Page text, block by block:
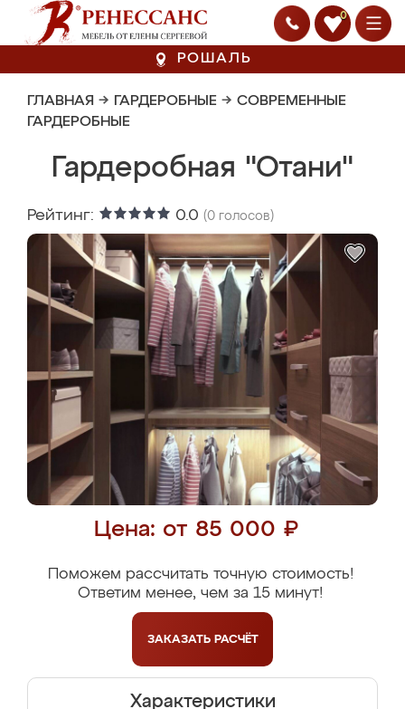
0
РОШАЛЬ
ГЛАВНАЯ → ГАРДЕРОБНЫЕ → СОВРЕМЕННЫЕ
ГАРДЕРОБНЫЕ
Гардеробная "Отани"
Рейтинг: 0.0 (0 голосов)
Цена: от 85 000 ₽
Поможем рассчитать точную стоимость!
Ответим менее, чем за 15 минут!
ЗАКАЗАТЬ РАСЧЁТ
Характеристики